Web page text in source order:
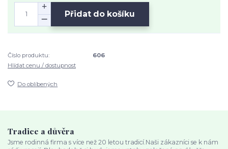
Přidat do košíku
Číslo produktu:
606
Hlídat cenu / dostupnost
Do oblíbených
Tradice a důvěra
Jsme rodinná firma s více než 20 letou tradicí.Naši zákazníci se k nám